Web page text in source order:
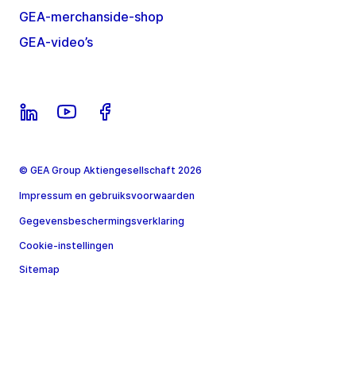
GEA-merchanside-shop
GEA-video’s
© GEA Group Aktiengesellschaft 2026
Impressum en gebruiksvoorwaarden
Gegevensbeschermingsverklaring
Cookie-instellingen
Sitemap